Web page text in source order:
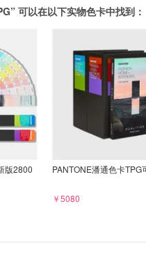
可以在以下实物色卡中找到：
版2800
PANTONE潘通色卡TPG
￥5080